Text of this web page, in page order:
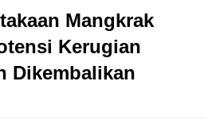
Mangkrak
Kerugian
Dikembalikan